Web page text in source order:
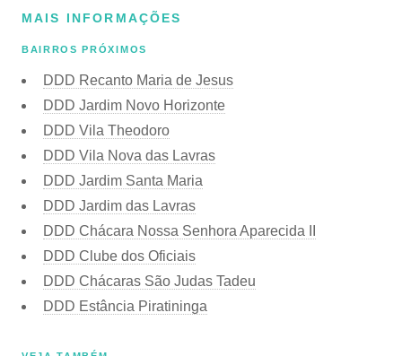
MAIS INFORMAÇÕES
BAIRROS PRÓXIMOS
DDD Recanto Maria de Jesus
DDD Jardim Novo Horizonte
DDD Vila Theodoro
DDD Vila Nova das Lavras
DDD Jardim Santa Maria
DDD Jardim das Lavras
DDD Chácara Nossa Senhora Aparecida II
DDD Clube dos Oficiais
DDD Chácaras São Judas Tadeu
DDD Estância Piratininga